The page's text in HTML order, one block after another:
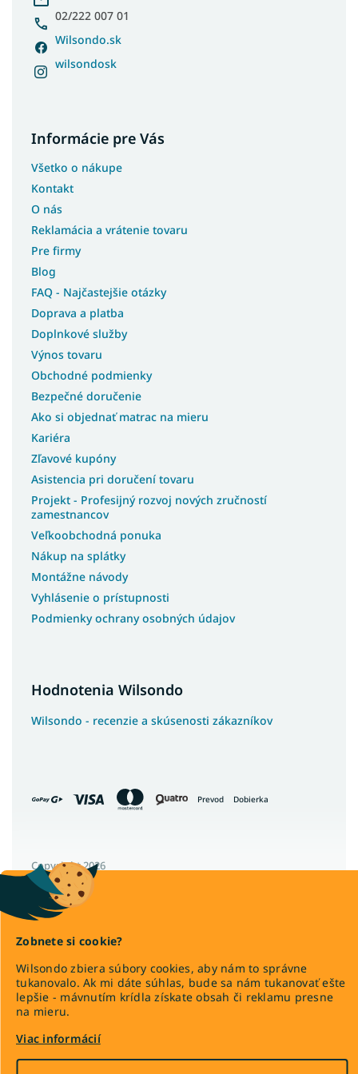
Zobnete si cookie?
Wilsondo zbiera súbory cookies, aby nám to správne
tukanovalo. Ak mi dáte súhlas, bude sa nám tukanovať ešte
lepšie - mávnutím krídla získate obsah či reklamu presne
na mieru.
Viac informácií
02/222 007 01
Wilsondo.sk
wilsondosk
Informácie pre Vás
Všetko o nákupe
Kontakt
O nás
Reklamácia a vrátenie tovaru
Pre firmy
Blog
FAQ - Najčastejšie otázky
Doprava a platba
Doplnkové služby
Výnos tovaru
Obchodné podmienky
Bezpečné doručenie
Ako si objednať matrac na mieru
Kariéra
Zľavové kupóny
Asistencia pri doručení tovaru
Projekt - Profesijný rozvoj nových zručností
zamestnancov
Veľkoobchodná ponuka
Nákup na splátky
Montážne návody
Vyhlásenie o prístupnosti
Podmienky ochrany osobných údajov
Hodnotenia Wilsondo
Wilsondo - recenzie a skúsenosti zákazníkov
Prevod Dobierka
Vytvoril Shoptet Premium
Copyright 2026
Wilsondo.sk
. Všetky práva vyhradené.
Upraviť nastavenie cookies